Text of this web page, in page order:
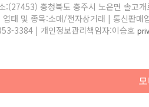
:(27453) 충청북도 충주시 노은면 솔고
태 및 종목:소매/전자상거래 | 통신판매
3384 | 개인정보관리책임자:이승호